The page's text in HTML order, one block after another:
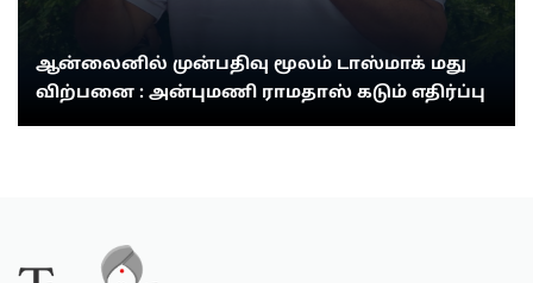
ஆன்லைனில் முன்பதிவு மூலம் டாஸ்மாக் மது
விற்பனை : அன்புமணி ராமதாஸ் கடும் எதிர்ப்பு